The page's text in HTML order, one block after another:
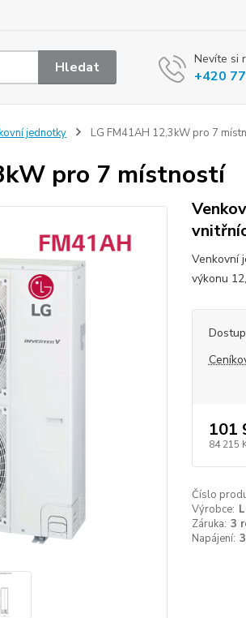
Hledat Nevíte si
+420
jednotky LG FM41AH 12,3kW pro 7
pro 7 místností
Venkovní
výkonu
101
84 215
Číslo
Výrobce:
Záruka: 3
Napájení: